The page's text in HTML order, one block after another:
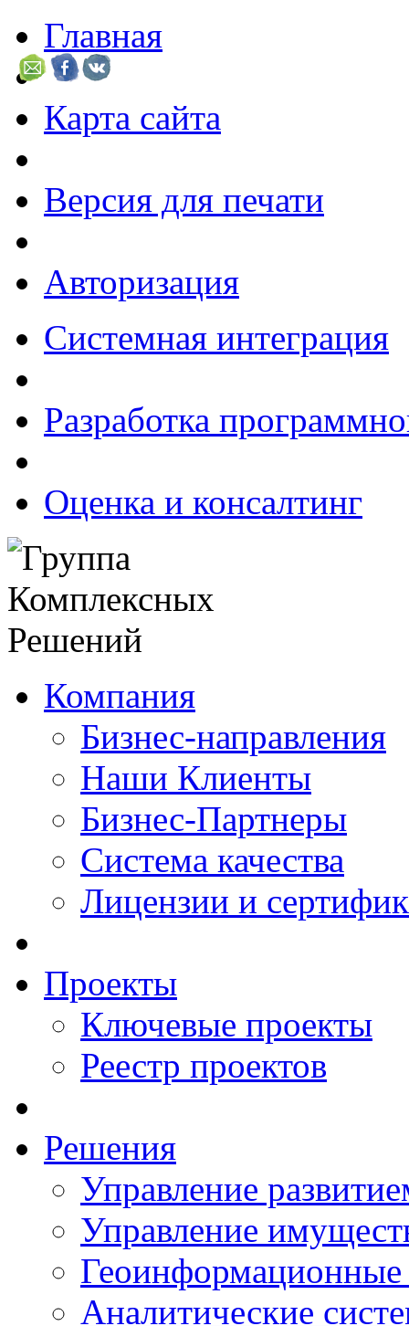
Главная
Карта сайта
Версия для печати
Авторизация
Системная интеграция
Разработка
Оценка и консалтинг
Компания
Бизнес-направления
Наши Клиенты
Бизнес-Партнеры
Система качества
Лицензии и
Проекты
Ключевые проекты
Реестр проектов
Решения
Управление
Управление
Аналитические